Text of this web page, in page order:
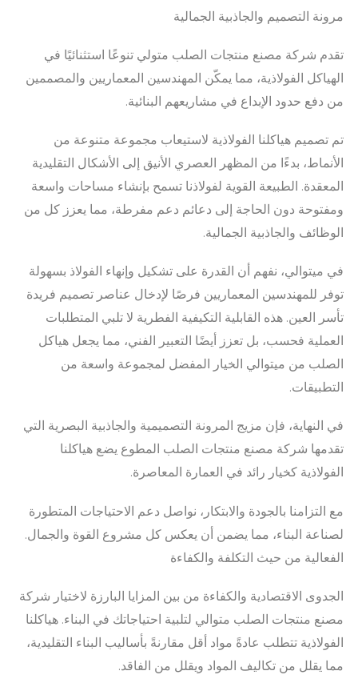
مرونة التصميم والجاذبية الجمالية
تقدم شركة مصنع منتجات الصلب متولي تنوعًا استثنائيًا في
الهياكل الفولاذية، مما يمكّن المهندسين المعماريين والمصممين
من دفع حدود الإبداع في مشاريعهم البنائية.
تم تصميم هياكلنا الفولاذية لاستيعاب مجموعة متنوعة من
الأنماط، بدءًا من المظهر العصري الأنيق إلى الأشكال التقليدية
المعقدة. الطبيعة القوية لفولاذنا تسمح بإنشاء مساحات واسعة
ومفتوحة دون الحاجة إلى دعائم دعم مفرطة، مما يعزز كل من
الوظائف والجاذبية الجمالية.
في ميتوالي، نفهم أن القدرة على تشكيل وإنهاء الفولاذ بسهولة
توفر للمهندسين المعماريين فرصًا لإدخال عناصر تصميم فريدة
تأسر العين. هذه القابلية التكيفية الفطرية لا تلبي المتطلبات
العملية فحسب، بل تعزز أيضًا التعبير الفني، مما يجعل هياكل
الصلب من ميتوالي الخيار المفضل لمجموعة واسعة من
التطبيقات.
في النهاية، فإن مزيج المرونة التصميمية والجاذبية البصرية التي
تقدمها شركة مصنع منتجات الصلب المطوع يضع هياكلنا
الفولاذية كخيار رائد في العمارة المعاصرة.
مع التزامنا بالجودة والابتكار، نواصل دعم الاحتياجات المتطورة
لصناعة البناء، مما يضمن أن يعكس كل مشروع القوة والجمال.
الفعالية من حيث التكلفة والكفاءة
الجدوى الاقتصادية والكفاءة من بين المزايا البارزة لاختيار شركة
مصنع منتجات الصلب متوالي لتلبية احتياجاتك في البناء. هياكلنا
الفولاذية تتطلب عادةً مواد أقل مقارنةً بأساليب البناء التقليدية،
مما يقلل من تكاليف المواد ويقلل من الفاقد.